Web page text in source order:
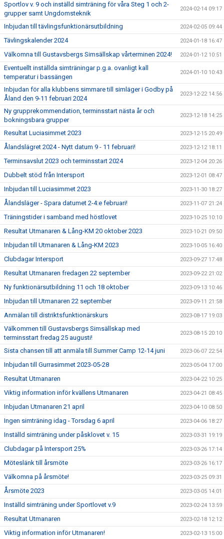
Sportlov v. 9 och inställd simträning för våra Steg 1 och 2-
grupper samt Ungdomsteknik
2024-02-14 09:17
Inbjudan till tävlingsfunktionärsutbildning 2024-02-05 09:44
Tävlingskalender 2024 2024-01-18 16:47
Välkomna till Gustavsbergs Simsällskap vårterminen 2024! 2024-01-12 10:51
Eventuellt inställda simträningar p.g.a. ovanligt kall
temperatur i bassängen
2024-01-10 10:43
Inbjudan för alla klubbens simmare till simläger i Godby på
Åland den 9-11 februari 2024
2023-12-22 14:56
Ny grupprekommendation, terminsstart nästa år och
bokningsbara grupper
2023-12-18 14:25
Resultat Luciasimmet 2023 2023-12-15 20:49
Ålandslägret 2024 - Nytt datum 9 - 11 februari! 2023-12-12 18:11
Terminsavslut 2023 och terminsstart 2024 2023-12-04 20:26
Dubbelt stöd från Intersport 2023-12-01 08:47
Inbjudan till Luciasimmet 2023 2023-11-30 18:27
Ålandsläger - Spara datumet 2-4:e februari! 2023-11-07 21:24
Träningstider i samband med höstlovet 2023-10-25 10:10
Resultat Utmanaren & Lång-KM 20 oktober 2023 2023-10-21 09:50
Inbjudan till Utmanaren & Lång-KM 2023 2023-10-05 16:40
Clubdagar Intersport 2023-09-27 17:48
Resultat Utmanaren fredagen 22 september 2023-09-22 21:02
Ny funktionärsutbildning 11 och 18 oktober 2023-09-13 10:46
Inbjudan till Utmanaren 22 september 2023-09-11 21:58
Anmälan till distriktsfunktionärskurs 2023-08-17 19:03
Välkommen till Gustavsbergs Simsällskap med
terminsstart fredag 25 augusti!
2023-08-15 20:10
Sista chansen till att anmäla till Summer Camp 12-14 juni 2023-06-07 22:54
Inbjudan till Gurrasimmet 2023-05-28 2023-05-04 17:00
Resultat Utmanaren 2023-04-22 10:25
Viktig information inför kvällens Utmanaren 2023-04-21 08:45
Inbjudan Utmanaren 21 april 2023-04-10 08:50
Ingen simträning idag - Torsdag 6 april 2023-04-06 18:27
Inställd simträning under påsklovet v. 15 2023-03-31 19:19
Clubdagar på Intersport 25% 2023-03-26 17:14
Möteslänk till årsmöte 2023-03-26 16:17
Välkomna på årsmöte! 2023-03-25 09:31
Årsmöte 2023 2023-03-05 14:01
Inställd simträning under Sportlovet v.9 2023-02-24 13:59
Resultat Utmanaren 2023-02-18 12:12
Viktig information inför Utmanaren! 2023-02-13 15:00